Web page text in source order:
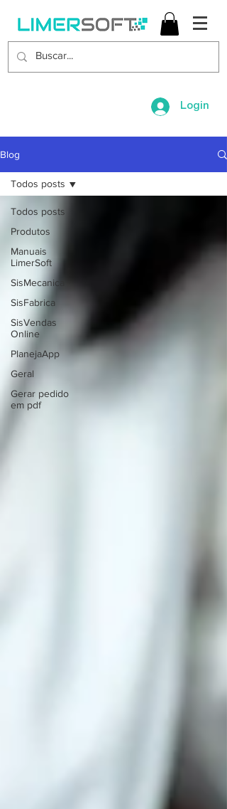
Login
Blog
Todos posts
Produtos
Manuais
LimerSoft
SisMecanica
SisFabrica
SisVendas
Online
PlanejaApp
Geral
Gerar pedido
em pdf
Todos posts